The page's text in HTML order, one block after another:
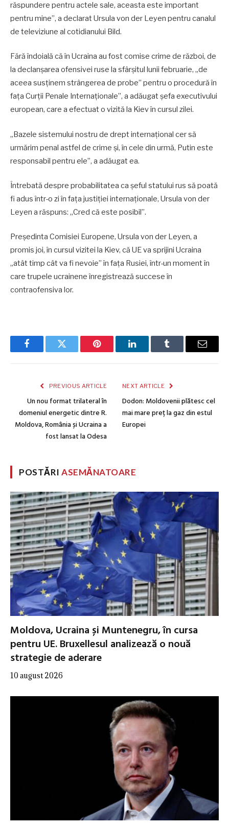
răspundere pentru actele sale, aceasta este important
pentru mine”, a declarat Ursula von der Leyen pentru canalul
de televiziune al cotidianului Bild.
Fără îndoială că în Ucraina au fost comise crime de război, de
la declanșarea ofensivei ruse la sfârșitul lunii februarie, „de
aceea susținem strângerea de probe” pentru o procedură în
fața Curții Penale Internaționale”, a adăugat șefa executivului
european, care a efectuat o vizită la Kiev în cursul zilei.
„Bazele sistemului nostru de drept internațional cer să
urmărim penal astfel de crime și, în cele din urmă, Putin este
responsabil pentru ele”, a adăugat ea.
Întrebată despre probabilitatea ca șeful statului rus să poată
fi adus într-o zi în fața justiției internaționale, Ursula von der
Leyen a răspuns: „Cred că este posibil”.
Președinta Comisiei Europene, Ursula von der Leyen, a
promis joi, în cursul vizitei la Kiev, că UE va sprijini Ucraina
„atât timp cât va fi nevoie” în fața Rusiei, într-un moment în
care trupele ucrainene înregistrează succese în
contraofensiva lor.
FacebookTwitter Pinterest LinkedInTumblr Email
PREVIOUS ARTICLE
Un nou format trilateral în
domeniul energetic dintre R.
Moldova, România și Ucraina a
fost lansat la Odesa
NEXT ARTICLE
Dodon: Moldovenii plătesc cel
mai mare preț la gaz din estul
Europei
POSTĂRIASEMĂNATOARE
Moldova, Ucraina și Muntenegru, în cursa
pentru UE. Bruxellesul analizează o nouă
strategie de aderare
10 august 2026